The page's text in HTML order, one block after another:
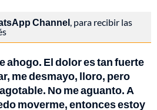
Channel, para recibir las
ahogo. El dolor es tan fuerte
me desmayo, lloro, pero
No me aguanto. A
moverme, entonces estoy